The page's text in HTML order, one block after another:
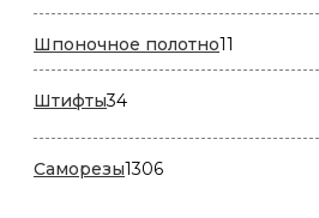
Шпоночное полотно11
товаров
Штифты3434
Саморезы13061306